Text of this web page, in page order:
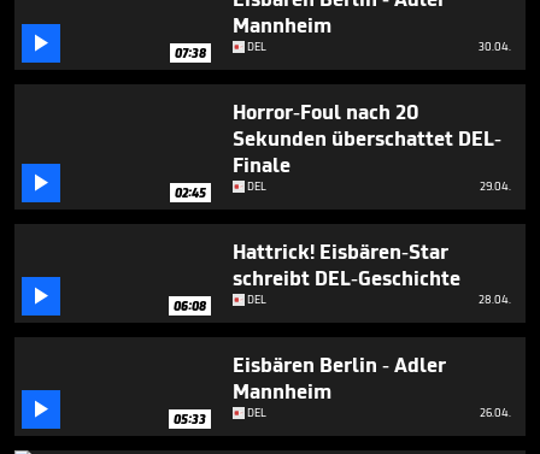
41
seconds
 07:38
Mannheim
DEL 30.04.
 02:45
Horror-Foul nach 20
Sekunden überschattet DEL-
Finale
DEL 29.04.
 06:08
Hattrick! Eisbären-Star
schreibt DEL-Geschichte
DEL 28.04.
 05:33
Eisbären Berlin - Adler
Mannheim
DEL 26.04.